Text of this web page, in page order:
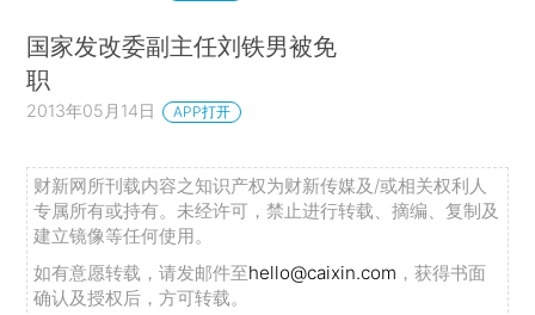
国家发改委副主任刘铁男被免
职
2013年05月14日 APP打开
财新网所刊载内容之知识产权为财新传媒及/或相关权利人
专属所有或持有。未经许可，禁止进行转载、摘编、复制及
建立镜像等任何使用。
如有意愿转载，请发邮件至hello@caixin.com ，获得书面
确认及授权后，方可转载。